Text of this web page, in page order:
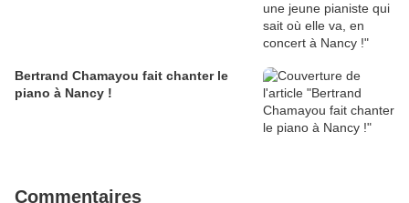
Bertrand Chamayou fait chanter le
piano à Nancy !
Commentaires